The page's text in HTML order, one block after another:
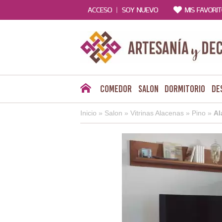
ACCESO | SOY NUEVO MIS
Comedor Salon Dormitorio
Inicio » Salon » Vitrinas Alacenas » Pino »